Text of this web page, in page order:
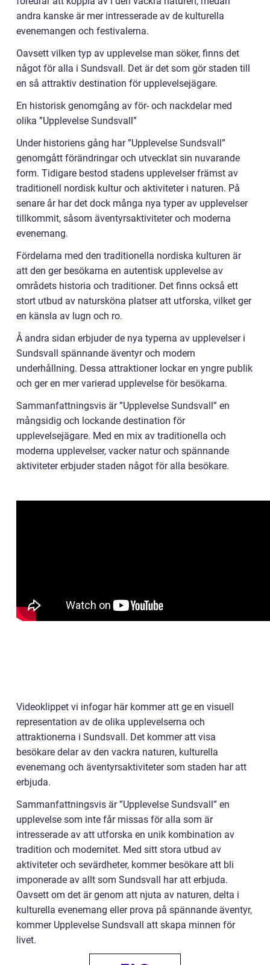
andra kanske är mer intresserade av de kulturella
evenemangen och festivalerna.
Oavsett vilken typ av upplevelse man söker, finns det
något för alla i Sundsvall. Det är det som gör staden till
en så attraktiv destination för upplevelsejägare.
En historisk genomgång av för- och nackdelar med
olika ”Upplevelse Sundsvall”
Under historiens gång har ”Upplevelse Sundsvall”
genomgått förändringar och utvecklat sin nuvarande
form. Tidigare bestod stadens upplevelser främst av
traditionell nordisk kultur och aktiviteter i naturen. På
senare år har det dock många nya typer av upplevelser
tillkommit, såsom äventyrsaktiviteter och moderna
evenemang.
Fördelarna med den traditionella nordiska kulturen är
att den ger besökarna en autentisk upplevelse av
områdets historia och traditioner. Det finns också ett
stort utbud av natursköna platser att utforska, vilket ger
en känsla av lugn och ro.
Å andra sidan erbjuder de nya typerna av upplevelser i
Sundsvall spännande äventyr och modern
underhållning. Dessa attraktioner lockar en yngre publik
och ger en mer varierad upplevelse för besökarna.
Sammanfattningsvis är ”Upplevelse Sundsvall” en
mångsidig och lockande destination för
upplevelsejägare. Med en mix av traditionella och
moderna upplevelser, vacker natur och spännande
aktiviteter erbjuder staden något för alla besökare.
Videoklippet vi infogar här kommer att ge en visuell
representation av de olika upplevelserna och
attraktionerna i Sundsvall. Det kommer att visa
besökare delar av den vackra naturen, kulturella
evenemang och äventyrsaktiviteter som staden har att
erbjuda.
Sammanfattningsvis är ”Upplevelse Sundsvall” en
upplevelse som inte får missas för alla som är
intresserade av att utforska en unik kombination av
tradition och modernitet. Med sitt stora utbud av
aktiviteter och sevärdheter, kommer besökare att bli
imponerade av allt som Sundsvall har att erbjuda.
Oavsett om det är genom att njuta av naturen, delta i
kulturella evenemang eller prova på spännande äventyr,
kommer Upplevelse Sundsvall att skapa minnen för
livet.